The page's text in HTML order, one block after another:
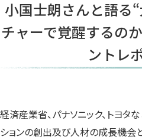
小国士朗さんと語る
チャーで覚醒するの
ントレ
経済産業省、パナソニック、トヨタ
ションの創出及び人材の成長機会と